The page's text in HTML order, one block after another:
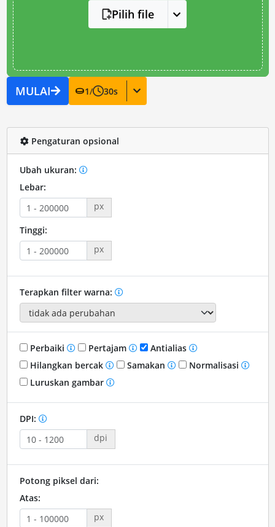
Pilih file
MULAI 1/ 30s
Pengaturan opsional
Ubah ukuran:
Lebar:
px
Tinggi:
px
Terapkan filter warna:
Perbaiki Pertajam
Antialias
Hilangkan bercak
Samakan
Normalisasi
Luruskan gambar
DPI:
dpi
Potong piksel dari:
Atas:
px